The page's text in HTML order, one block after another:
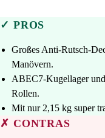
✓ PROS
Großes Anti-Rutsch-
Manövern.
ABEC7-Kugellager
Rollen.
Mit nur 2,15 kg super
✗ CONTRAS